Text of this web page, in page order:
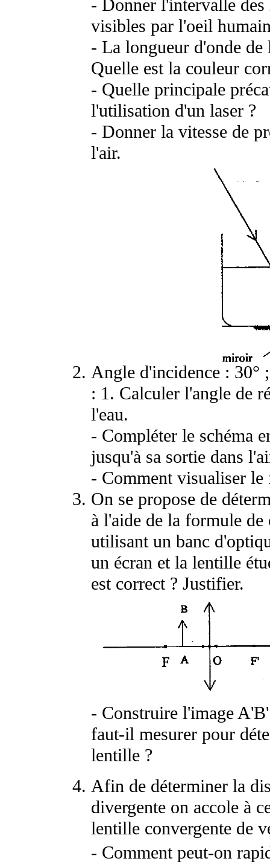
- Donner l'intervalle des
visibles par l'oeil
- La longueur d'onde
Quelle est la couleur
- Quelle principale
l'utilisation d'un laser ?
- Donner la vitesse de
l'air.
Angle d'incidence : 30°
: 1. Calculer l'angle de
l'eau.
- Compléter le schéma
jusqu'à sa sortie dans
- Comment visualiser le
On se propose de
à l'aide de la formule
utilisant un banc
un écran et la lentille
est correct ? Justifier.
- Construire l'image
faut-il mesurer pour
lentille ?
Afin de déterminer la
divergente on accole à
lentille convergente de
- Comment peut-on